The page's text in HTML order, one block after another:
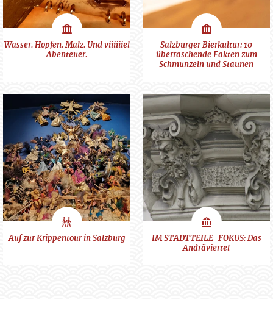
Schauplätze
Wasser. Hopfen. Malz. Und viiiiiiel
Abenteuer.
Schauplätze
Salzburger Bierkultur: 10
überraschende Fakten zum
Schmunzeln und Staunen
Stadterlebnis
Auf zur Krippentour in Salzburg Schauplätze
IM STADTTEILE-FOKUS: Das
Andräviertel